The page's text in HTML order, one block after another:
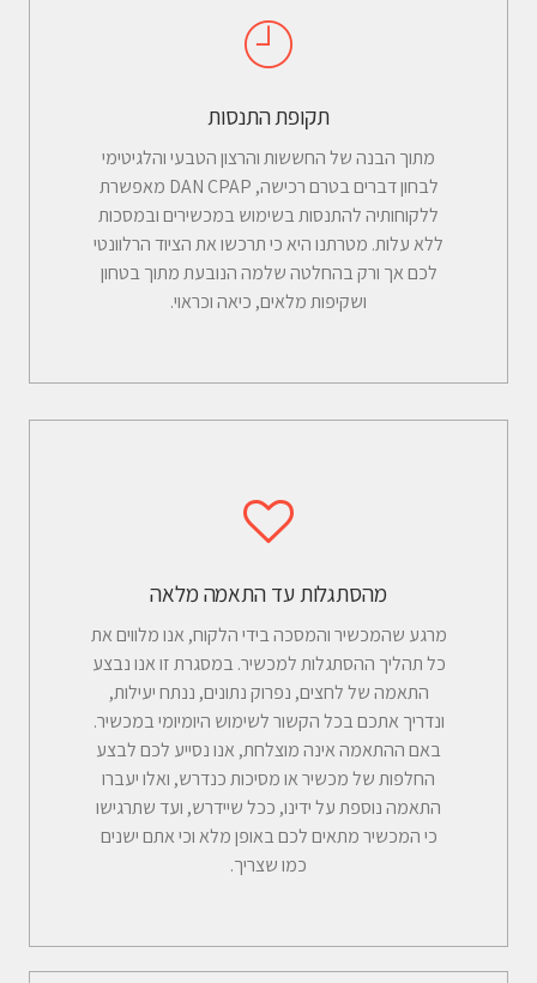
תקופת התנסות
מתוך הבנה של החששות והרצון הטבעי והלגיטימי
לבחון דברים בטרם רכישה, DAN CPAP מאפשרת
ללקוחותיה להתנסות בשימוש במכשירים ובמסכות
ללא עלות. מטרתנו היא כי תרכשו את הציוד הרלוונטי
לכם אך ורק בהחלטה שלמה הנובעת מתוך בטחון
ושקיפות מלאים, כיאה וכראוי.
מהסתגלות עד התאמה מלאה
מרגע שהמכשיר והמסכה בידי הלקוח, אנו מלווים את
כל תהליך ההסתגלות למכשיר. במסגרת זו אנו נבצע
התאמה של לחצים, נפרוק נתונים, ננתח יעילות,
ונדריך אתכם בכל הקשור לשימוש היומיומי במכשיר.
באם ההתאמה אינה מוצלחת, אנו נסייע לכם לבצע
החלפות של מכשיר או מסיכות כנדרש, ואלו יעברו
התאמה נוספת על ידינו, ככל שיידרש, ועד שתרגישו
כי המכשיר מתאים לכם באופן מלא וכי אתם ישנים
כמו שצריך.